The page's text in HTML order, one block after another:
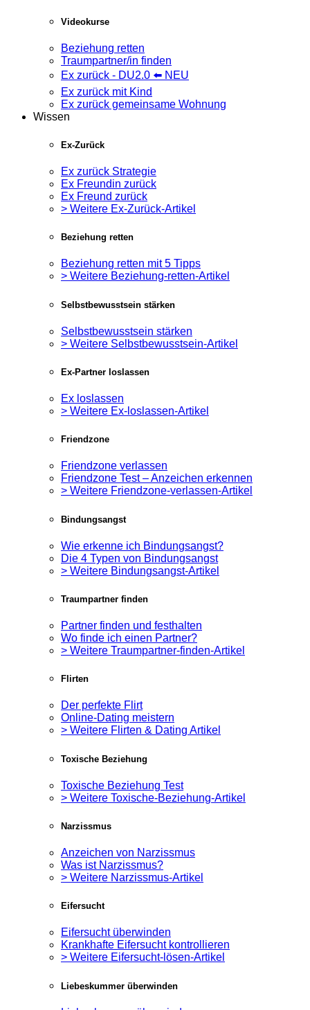
Videokurse
Beziehung retten
Traumpartner/in finden
Ex zurück - DU2.0 ⬅️ NEU
Ex zurück mit Kind
Ex zurück gemeinsame Wohnung
Wissen
Ex-Zurück
Ex zurück Strategie
Ex Freundin zurück
Ex Freund zurück
> Weitere Ex-Zurück-Artikel
Beziehung retten
Beziehung retten mit 5 Tipps
> Weitere Beziehung-retten-Artikel
Selbstbewusstsein stärken
Selbstbewusstsein stärken
> Weitere Selbstbewusstsein-Artikel
Ex-Partner loslassen
Ex loslassen
> Weitere Ex-loslassen-Artikel
Friendzone
Friendzone verlassen
Friendzone Test – Anzeichen erkennen
> Weitere Friendzone-verlassen-Artikel
Bindungsangst
Wie erkenne ich Bindungsangst?
Die 4 Typen von Bindungsangst
> Weitere Bindungsangst-Artikel
Traumpartner finden
Partner finden und festhalten
Wo finde ich einen Partner?
> Weitere Traumpartner-finden-Artikel
Flirten
Der perfekte Flirt
Online-Dating meistern
> Weitere Flirten & Dating Artikel
Toxische Beziehung
Toxische Beziehung Test
> Weitere Toxische-Beziehung-Artikel
Narzissmus
Anzeichen von Narzissmus
Was ist Narzissmus?
> Weitere Narzissmus-Artikel
Eifersucht
Eifersucht überwinden
Krankhafte Eifersucht kontrollieren
> Weitere Eifersucht-lösen-Artikel
Liebeskummer überwinden